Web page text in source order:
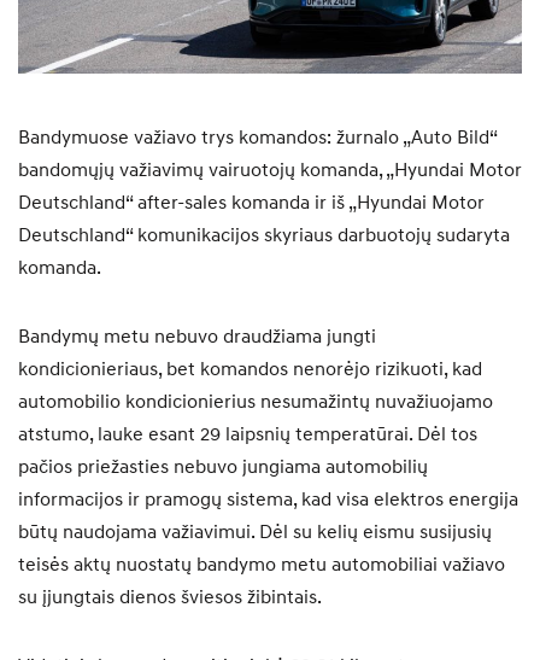
Bandymuose važiavo trys komandos: žurnalo „Auto Bild“
bandomųjų važiavimų vairuotojų komanda, „Hyundai Motor
Deutschland“ after-sales komanda ir iš „Hyundai Motor
Deutschland“ komunikacijos skyriaus darbuotojų sudaryta
komanda.
Bandymų metu nebuvo draudžiama jungti
kondicionieriaus, bet komandos nenorėjo rizikuoti, kad
automobilio kondicionierius nesumažintų nuvažiuojamo
atstumo, lauke esant 29 laipsnių temperatūrai. Dėl tos
pačios priežasties nebuvo jungiama automobilių
informacijos ir pramogų sistema, kad visa elektros energija
būtų naudojama važiavimui. Dėl su kelių eismu susijusių
teisės aktų nuostatų bandymo metu automobiliai važiavo
su įjungtais dienos šviesos žibintais.